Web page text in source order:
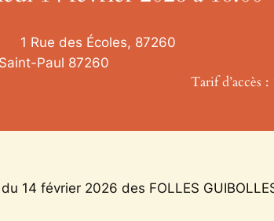
1 Rue des Écoles, 87260
Paul 87260
Tarif d’accès
du 14 février 2026 des FOLLES